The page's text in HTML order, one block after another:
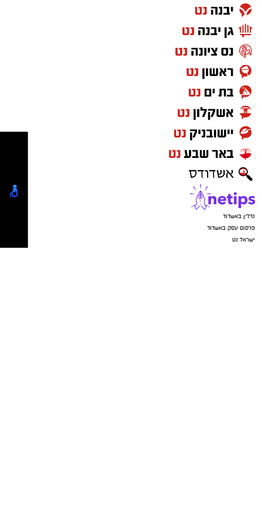
לפרסום באתר אשדוד נט :
מנהלת שיווק פרסום וקידום עסקים
elda@isnet.co.il
050-7870908
מנהלת מסחרית וחשבונות:
marsel@isnet.co.il
052-5855522
מתכנת ראשי - אנדרי טורשקין
__________________________
לפרסום באתר אשדוד נט ורשת ישראל נט
התקשרו-
050-7870908
(אלדה נתנאל )